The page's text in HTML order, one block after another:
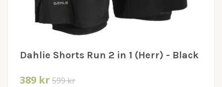
Dahlie Shorts Run 2 in 1 (Herr) - Black
389 kr 599 kr